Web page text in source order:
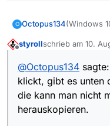
mehr
es vorher
O Octopus134(Windows
Blick einen
langsamer
Kritik: Ich
Wenn man
die kleine
mehr
Textfeld
es vorher
(Ich bin
styrollschrieb am 10.
zuletzt editiert
@Octopus134
klickt, gibt es unten
die kann man nicht
herauskopieren.